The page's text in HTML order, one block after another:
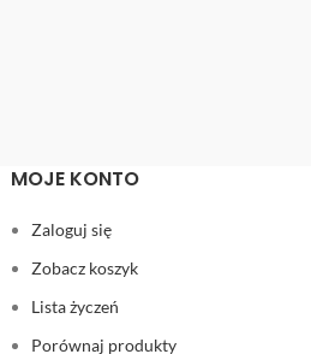
MOJE KONTO
Zaloguj się
Zobacz koszyk
Lista życzeń
Porównaj produkty